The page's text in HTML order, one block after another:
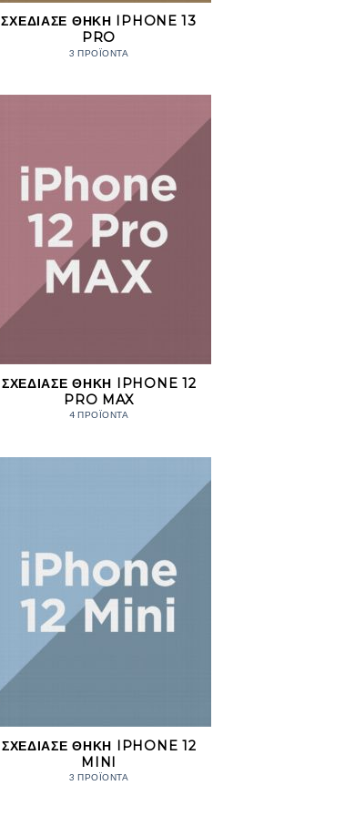
ΣΧΕΔΊΑΣΕ ΘΉΚΗ IPHONE 13
PRO
3 ΠΡΟΪΌΝΤΑ
ΣΧΕΔΊΑΣΕ ΘΉΚΗ IPHONE 12
PRO MAX
4 ΠΡΟΪΌΝΤΑ
ΣΧΕΔΊΑΣΕ ΘΉΚΗ IPHONE 12
MINI
3 ΠΡΟΪΌΝΤΑ